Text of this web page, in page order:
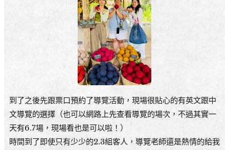
到了之後先跟票口預約了導覽活動，現場很貼心的有英文跟中
文導覽的選擇（也可以網路上先查看導覽的場次，不過其實一
天有6.7場，現場看也是可以啦！）
時間到了即使只有少少的2.3組客人，導覽老師還是熱情的給我